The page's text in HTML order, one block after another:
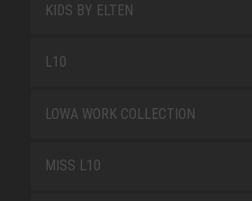
KIDS BY ELTEN
L10
LOWA WORK COLLECTION
MISS L10